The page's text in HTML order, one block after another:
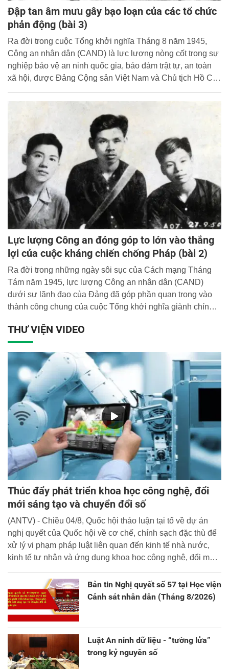
Đập tan âm mưu gây bạo loạn của các tổ chức
phản động (bài 3)
Ra đời trong cuộc Tổng khởi nghĩa Tháng 8 năm 1945,
Công an nhân dân (CAND) là lực lượng nòng cốt trong sự
nghiệp bảo vệ an ninh quốc gia, bảo đảm trật tự, an toàn
xã hội, được Đảng Cộng sản Việt Nam và Chủ tịch Hồ Chí
được Nhân dân tin cậy, ủng hộ, giúp đỡ.
Lực lượng Công an đóng góp to lớn vào thắng
lợi của cuộc kháng chiến chống Pháp (bài 2)
Ra đời trong những ngày sôi sục của Cách mạng Tháng
Tám năm 1945, lực lượng Công an nhân dân (CAND)
dưới sự lãnh đạo của Đảng đã góp phần quan trọng vào
thành công chung của cuộc Tổng khởi nghĩa giành chính
THƯ VIỆN VIDEO
Thúc đẩy phát triển khoa học công nghệ, đổi
mới sáng tạo và chuyển đổi số
(ANTV) - Chiều 04/8, Quốc hội thảo luận tại tổ về dự án
nghị quyết của Quốc hội về cơ chế, chính sạch đặc thù để
xử lý vi phạm pháp luật liên quan đến kinh tế nhà nước,
kinh tế tư nhân và ứng dụng khoa học công nghệ, đổi mới
Bản tin Nghị quyết số 57 tại Học viện
Cảnh sát nhân dân (Tháng 8/2026)
Luật An ninh dữ liệu - “tường lửa”
trong kỷ nguyên số